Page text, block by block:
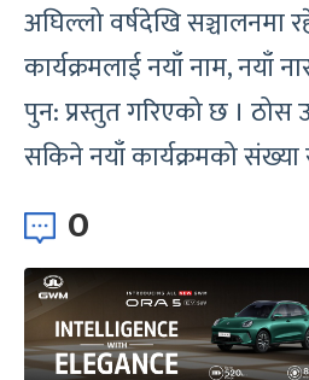
अघिल्लो वर्षदेखि सञ्चालनमा
कार्यक्रमलाई नयाँ नाम, नयाँ
पुन: प्रस्तुत गरिएको छ । ठोस
सकिने नयाँ कार्यक्रमको
0